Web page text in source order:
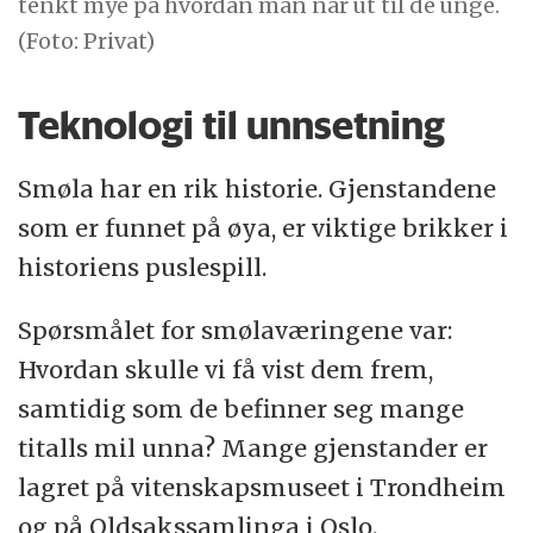
tenkt mye på hvordan man når ut til de unge.
(Foto: Privat)
Teknologi til unnsetning
Smøla har en rik historie. Gjenstandene
som er funnet på øya, er viktige brikker i
historiens puslespill.
Spørsmålet for smølaværingene var:
Hvordan skulle vi få vist dem frem,
samtidig som de befinner seg mange
titalls mil unna? Mange gjenstander er
lagret på vitenskapsmuseet i Trondheim
og på Oldsakssamlinga i Oslo.